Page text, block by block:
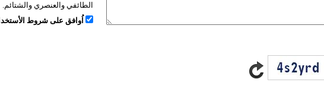
الطائفي والعنصري والشتائم.
اُوافق على شروط